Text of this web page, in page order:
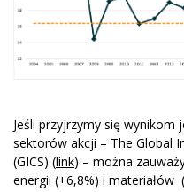
Jeśli przyjrzymy się wynikom
sektorów akcji – The Global
(GICS) (link) – można
energii (+6,8%) i materiałów